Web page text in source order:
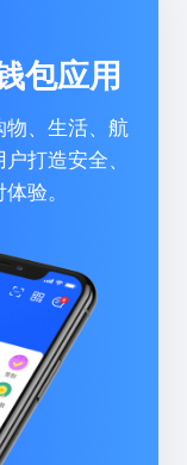
包应用
物、生活、航
打造安全、
验。